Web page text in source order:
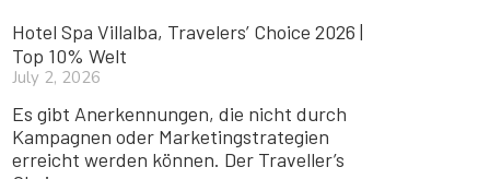
Hotel Spa Villalba, Travelers’ Choice 2026 |
Top 10% Welt
July 2, 2026
Es gibt Anerkennungen, die nicht durch
Kampagnen oder Marketingstrategien
erreicht werden können. Der Traveller’s